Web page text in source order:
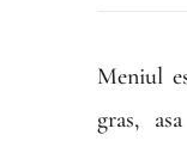
Meniul
gras,